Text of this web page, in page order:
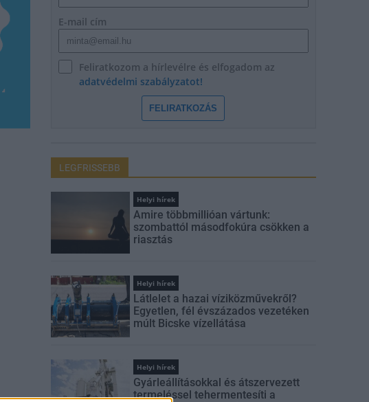
E-mail cím
Feliratkozom a hírlevélre és elfogadom az
adatvédelmi szabályzatot!
FELIRATKOZÁS
LEGFRISSEBB
Helyi hírek
Amire többmillióan vártunk:
szombattól másodfokúra csökken a
riasztás
Helyi hírek
Látlelet a hazai víziközművekről?
Egyetlen, fél évszázados vezetéken
múlt Bicske vízellátása
Helyi hírek
Gyárleállításokkal és átszervezett
termeléssel tehermentesíti a